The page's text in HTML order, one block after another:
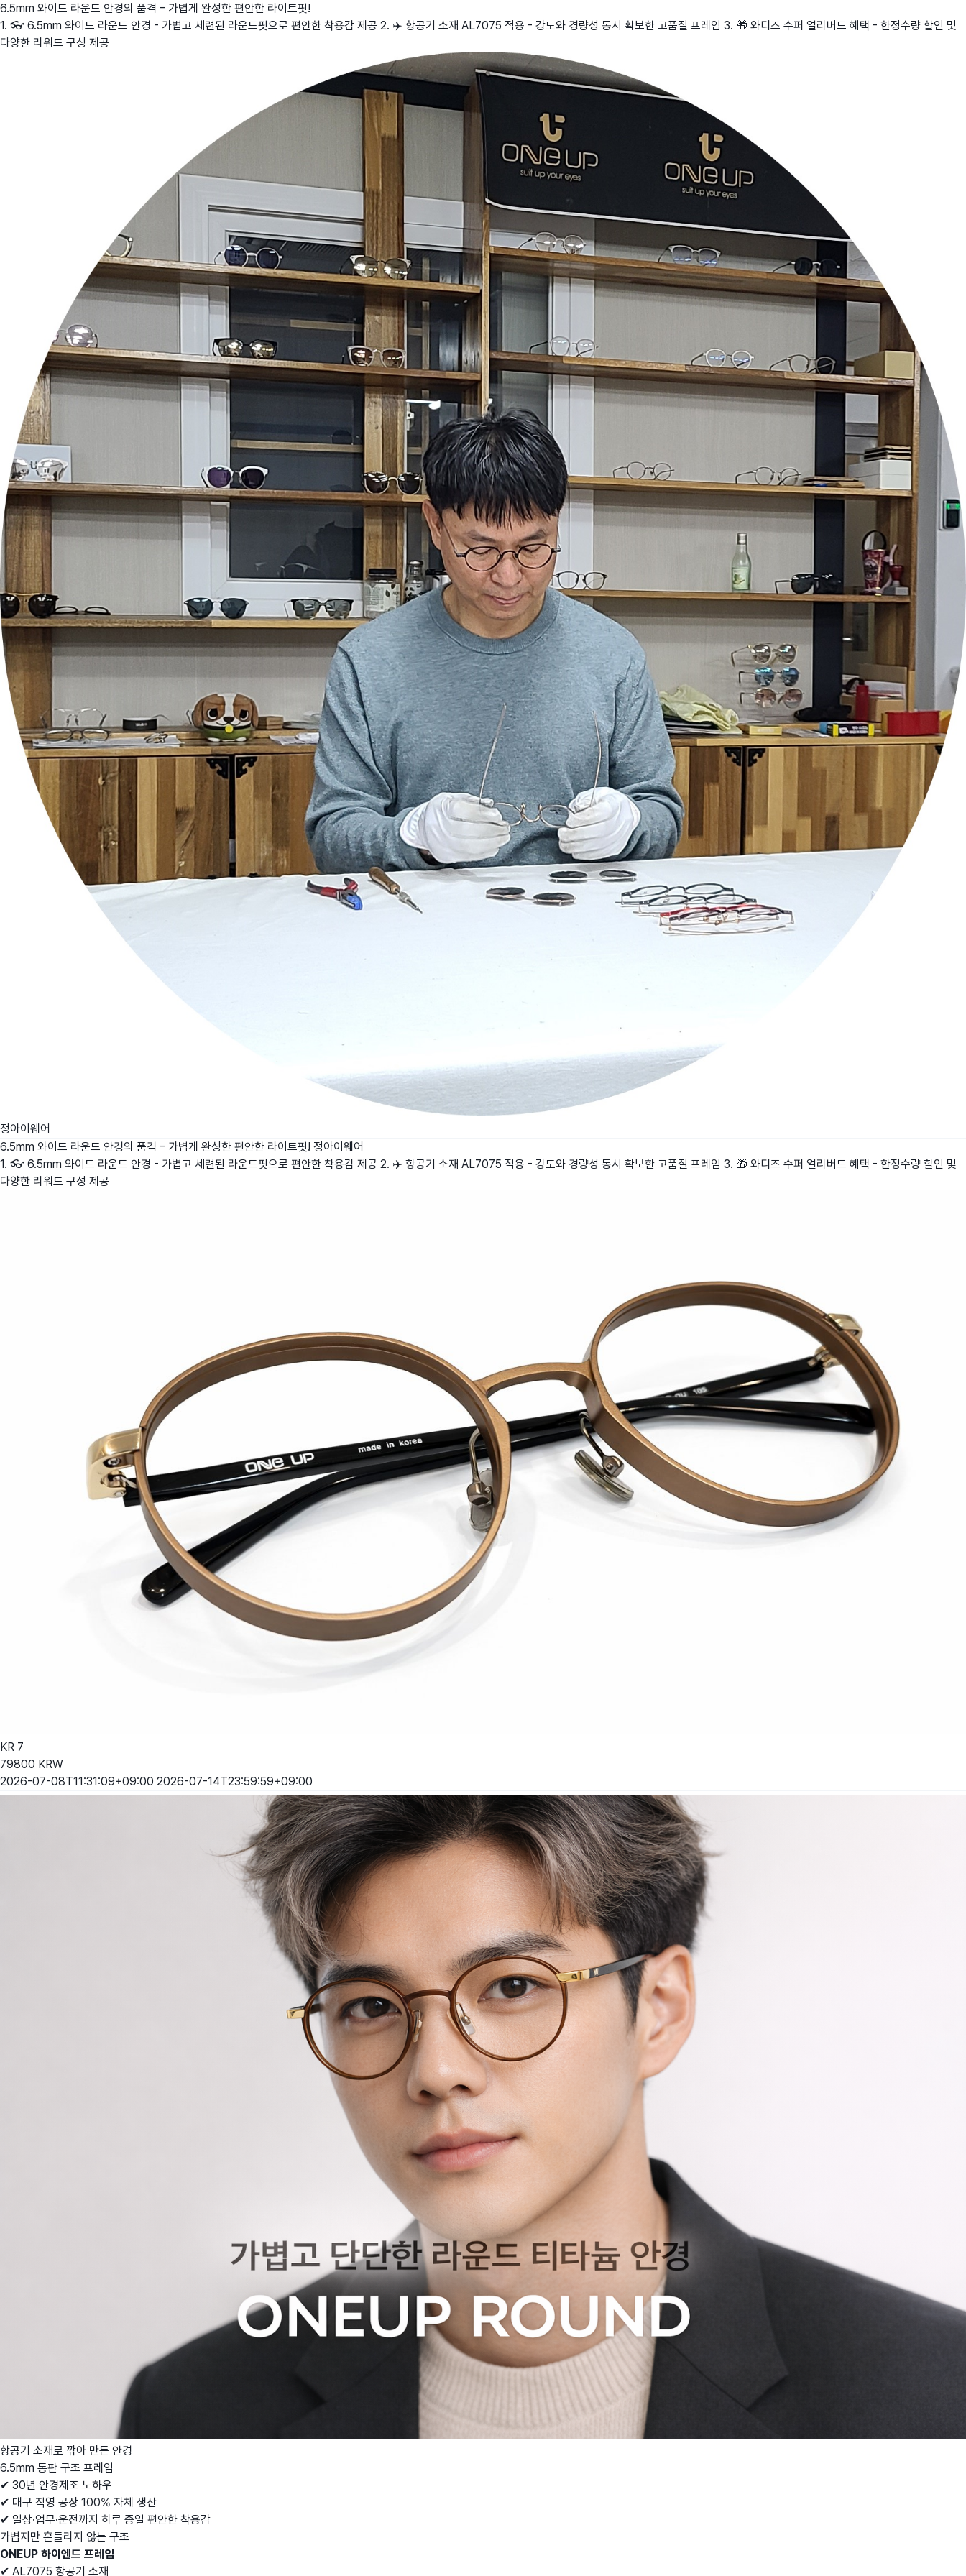
6.5mm 와이드 라운드 안경의 품격 – 가볍게 완성한 편안한 라이트핏!
1. 👓 6.5mm 와이드 라운드 안경 - 가볍고 세련된 라운드핏으로 편안한 착용감 제공 2. ✈️ 항공기 소재 AL7075 적용 - 강도와 경량성 동시 확보한 고품질 프레임 3. 🎁 와디즈 수퍼 얼리버드 혜택 - 한정수량 할인 및
다양한 리워드 구성 제공
정아이웨어
6.5mm 와이드 라운드 안경의 품격 – 가볍게 완성한 편안한 라이트핏! 정아이웨어
1. 👓 6.5mm 와이드 라운드 안경 - 가볍고 세련된 라운드핏으로 편안한 착용감 제공 2. ✈️ 항공기 소재 AL7075 적용 - 강도와 경량성 동시 확보한 고품질 프레임 3. 🎁 와디즈 수퍼 얼리버드 혜택 - 한정수량 할인 및
다양한 리워드 구성 제공
KR 7
79800 KRW
2026-07-08T11:31:09+09:00 2026-07-14T23:59:59+09:00
항공기 소재로 깎아 만든 안경
6.5mm 통판 구조 프레임
✔ 30년 안경제조 노하우
✔ 대구 직영 공장 100% 자체 생산
✔ 일상·업무·운전까지 하루 종일 편안한 착용감
가볍지만 흔들리지 않는 구조
ONEUP 하이엔드 프레임
✔ AL7075 항공기 소재